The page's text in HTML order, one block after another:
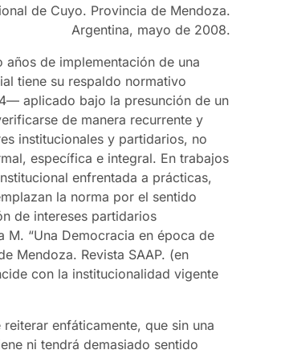
de Cuyo. Provincia de Mendoza.
Argentina, mayo de 2008.
de implementación de una
tiene su respaldo normativo
aplicado bajo la presunción de un
de manera recurrente y
institucionales y partidarios, no
específica e integral. En trabajos
enfrentada a prácticas,
la norma por el sentido
de intereses partidarios
M. “Una Democracia en época de
Mendoza. Revista SAAP. (en
con la institucionalidad vigente
enfáticamente, que sin una
ni tendrá demasiado sentido